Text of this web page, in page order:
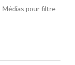
Médias pour filtre